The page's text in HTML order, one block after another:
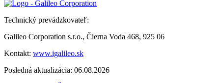
Technický prevádzkovateľ:
Galileo Corporation s.r.o., Čierna Voda 468, 925 06
Kontakt: www.igalileo.sk
Posledná aktualizácia: 06.08.2026